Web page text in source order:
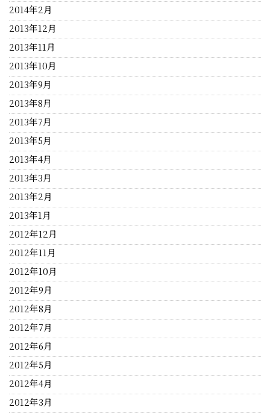
2014年2月
2013年12月
2013年11月
2013年10月
2013年9月
2013年8月
2013年7月
2013年5月
2013年4月
2013年3月
2013年2月
2013年1月
2012年12月
2012年11月
2012年10月
2012年9月
2012年8月
2012年7月
2012年6月
2012年5月
2012年4月
2012年3月